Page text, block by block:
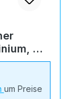
Nr.
um Preise